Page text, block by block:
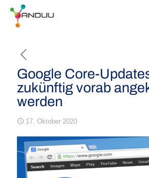
Google Core-
zukünftig vorab
werden
17. Oktober 2020